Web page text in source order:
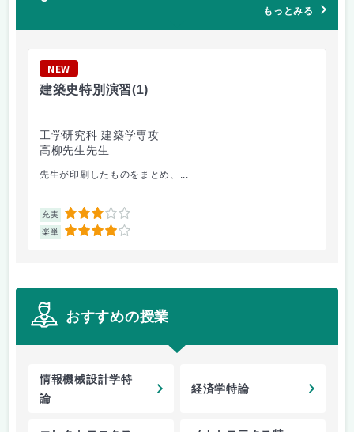
もっとみる
NEW
建築史特別演習(1)
工学研究科 建築学専攻
高柳先生先生
先生が印刷したものをまとめ、...
充実 3
楽単 4
おすすめの授業
情報機械設計学特
論
経済学特論